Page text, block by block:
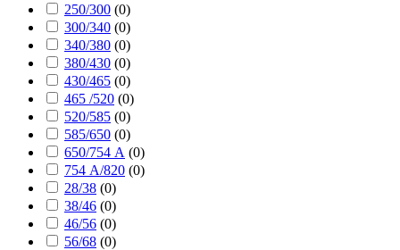
250/300 (0)
300/340 (0)
340/380 (0)
380/430 (0)
430/465 (0)
465 /520 (0)
520/585 (0)
585/650 (0)
650/754 А (0)
754 А/820 (0)
28/38 (0)
38/46 (0)
46/56 (0)
56/68 (0)